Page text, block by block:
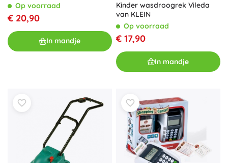
Op voorraad
€ 20,90
In mandje
Kinder wasdroogrek Vileda
van KLEIN
Op voorraad
€ 17,90
In mandje